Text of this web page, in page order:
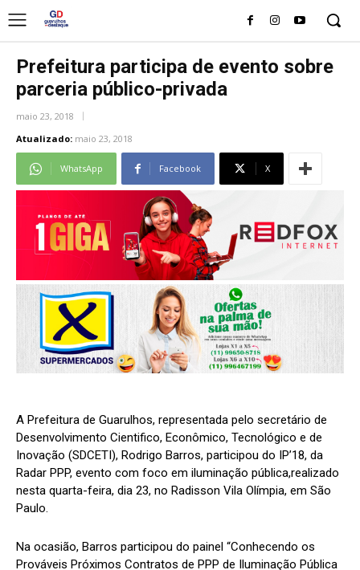
Prefeitura participa de evento sobre
parceria público-privada
maio 23, 2018
Atualizado: maio 23, 2018
WhatsApp Facebook X
A Prefeitura de Guarulhos, representada pelo secretário de
Desenvolvimento Cientifico, Econômico, Tecnológico e de
Inovação (SDCETI), Rodrigo Barros, participou do IP’18, da
Radar PPP, evento com foco em iluminação pública,realizado
nesta quarta-feira, dia 23, no Radisson Vila Olímpia, em São
Paulo.
Na ocasião, Barros participou do painel “Conhecendo os
Prováveis Próximos Contratos de PPP de Iluminação Pública